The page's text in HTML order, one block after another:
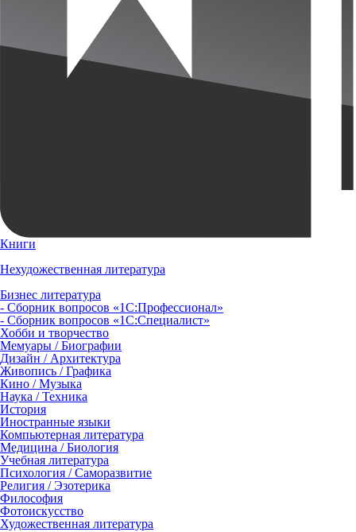
Книги
Нехудожественная литература
Бизнес литература
- Сборник вопросов «1С:Профессионал»
- Сборник вопросов «1С:Специалист»
Хобби и творчество
Мемуары / Биографии
Дизайн / Архитектура
Живопись / Графика
Кино / Музыка
Наука / Техника
История
Иностранные языки
Компьютерная литература
Медицина / Биология
Учебная литература
Психология / Саморазвитие
Религия / Эзотерика
Философия
Фотоискусство
Художественная литература